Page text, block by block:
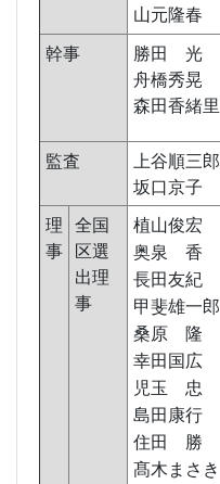
山元隆春
幹事
勝田 光
舟橋秀晃
森田香緒里
監査
上谷順三郎
坂口京子
理
事
全国
区選
出理
事
植山俊宏
奥泉 香
長田友紀
甲斐雄一郎
桑原 隆
幸田国広
児玉 忠
島田康行
住田 勝
髙木まさき